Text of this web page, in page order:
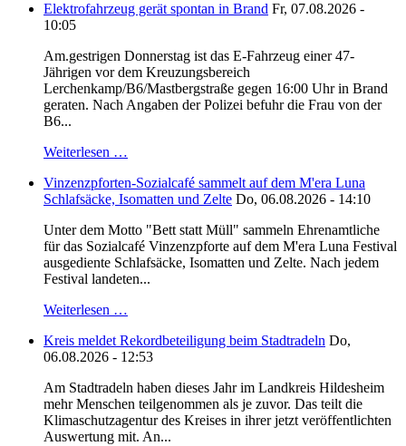
Elektrofahrzeug gerät spontan in Brand Fr, 07.08.2026 -
10:05
Am.gestrigen Donnerstag ist das E-Fahrzeug einer 47-
Jährigen vor dem Kreuzungsbereich
Lerchenkamp/B6/Mastbergstraße gegen 16:00 Uhr in Brand
geraten. Nach Angaben der Polizei befuhr die Frau von der
B6...
Weiterlesen …
Vinzenzpforten-Sozialcafé sammelt auf dem M'era Luna
Schlafsäcke, Isomatten und Zelte Do, 06.08.2026 - 14:10
Unter dem Motto "Bett statt Müll" sammeln Ehrenamtliche
für das Sozialcafé Vinzenzpforte auf dem M'era Luna Festival
ausgediente Schlafsäcke, Isomatten und Zelte. Nach jedem
Festival landeten...
Weiterlesen …
Kreis meldet Rekordbeteiligung beim Stadtradeln Do,
06.08.2026 - 12:53
Am Stadtradeln haben dieses Jahr im Landkreis Hildesheim
mehr Menschen teilgenommen als je zuvor. Das teilt die
Klimaschutzagentur des Kreises in ihrer jetzt veröffentlichten
Auswertung mit. An...